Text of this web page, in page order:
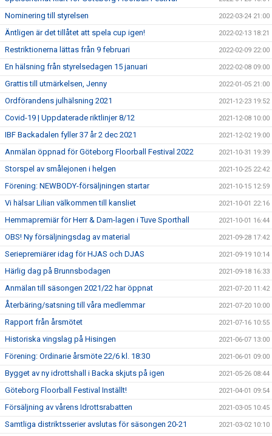
Nominering till styrelsen 2022-03-24 21:00
Äntligen är det tillåtet att spela cup igen! 2022-02-13 18:21
Restriktionerna lättas från 9 februari 2022-02-09 22:00
En hälsning från styrelsedagen 15 januari 2022-02-08 09:00
Grattis till utmärkelsen, Jenny 2022-01-05 21:00
Ordförandens julhälsning 2021 2021-12-23 19:52
Covid-19 | Uppdaterade riktlinjer 8/12 2021-12-08 10:00
IBF Backadalen fyller 37 år 2 dec 2021 2021-12-02 19:00
Anmälan öppnad för Göteborg Floorball Festival 2022 2021-10-31 19:39
Storspel av smålejonen i helgen 2021-10-25 22:42
Förening: NEWBODY-försäljningen startar 2021-10-15 12:59
Vi hälsar Lilian välkommen till kansliet 2021-10-01 22:16
Hemmapremiär för Herr & Dam-lagen i Tuve Sporthall 2021-10-01 16:44
OBS! Ny försäljningsdag av material 2021-09-28 17:42
Seriepremiärer idag för HJAS och DJAS 2021-09-19 10:14
Härlig dag på Brunnsbodagen 2021-09-18 16:33
Anmälan till säsongen 2021/22 har öppnat 2021-07-20 11:42
Återbäring/satsning till våra medlemmar 2021-07-20 10:00
Rapport från årsmötet 2021-07-16 10:55
Historiska vingslag på Hisingen 2021-06-07 13:00
Förening: Ordinarie årsmöte 22/6 kl. 18:30 2021-06-01 09:00
Bygget av ny idrottshall i Backa skjuts på igen 2021-05-26 08:44
Göteborg Floorball Festival Inställt! 2021-04-01 09:54
Försäljning av vårens Idrottsrabatten 2021-03-05 10:45
Samtliga distriktsserier avslutas för säsongen 20-21 2021-03-02 10:10